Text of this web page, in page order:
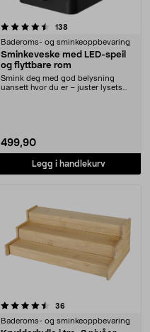
138
Baderoms- og sminkeoppbevaring
Sminkeveske med LED-speil
og flyttbare rom
Smink deg med god belysning
uansett hvor du er – juster lysets
499,90
Legg i handlekurv
36
Baderoms- og sminkeoppbevaring